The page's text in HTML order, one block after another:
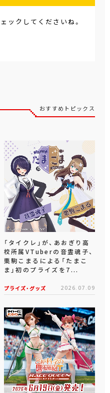
ックしてくださいね。
おすすめトピックス
「タイクレ」が、あおぎり高
校所属VTuberの音霊魂子、
栗駒こまるによる「たまこ
ま」初のプライズを7...
プライズ・グッズ 2026.07.09